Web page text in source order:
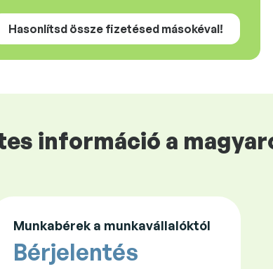
Hasonlítsd össze fizetésed másokéval!
információ a
Munkabérek a munkavállalóktól
Bérjelentés